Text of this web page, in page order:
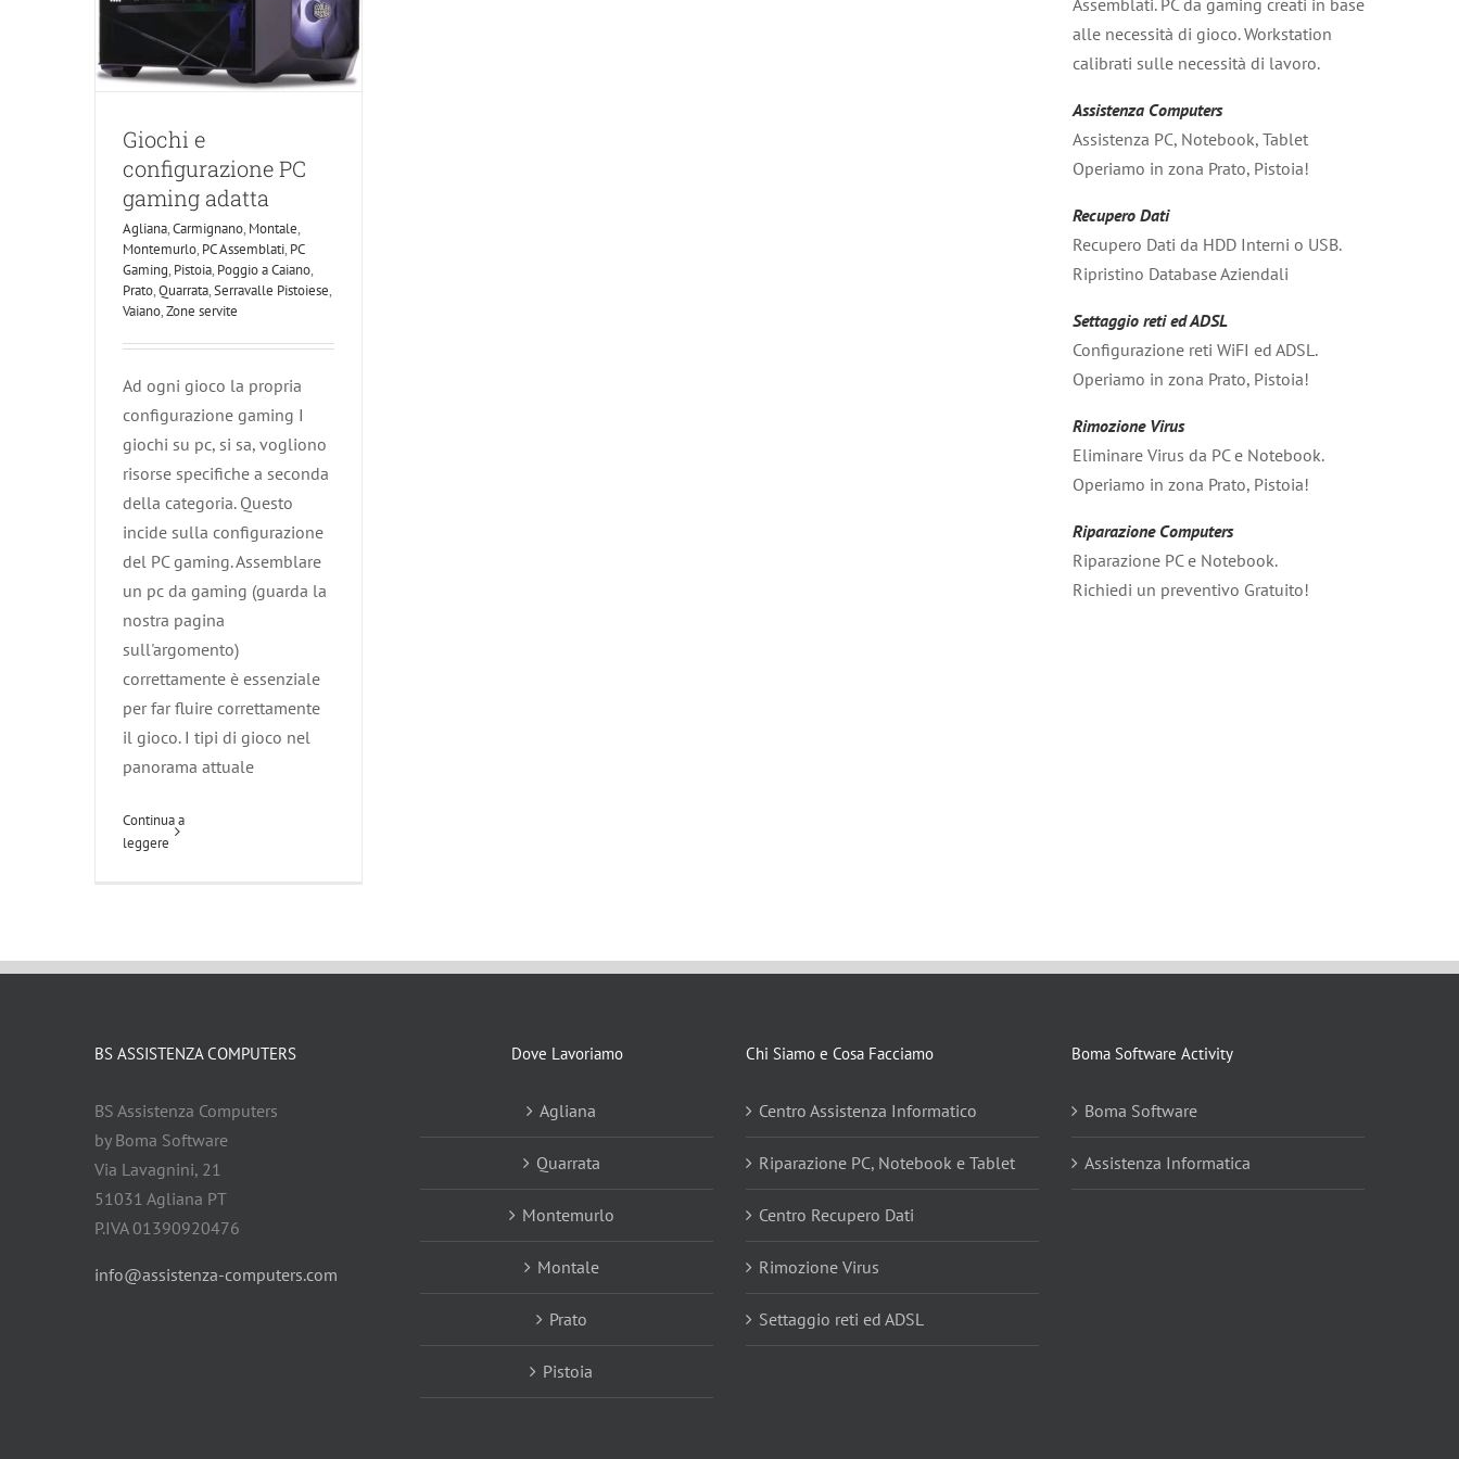
Giochi e
configurazione PC
gaming adatta
Agliana,Carmignano,Montale,
Montemurlo,PC Assemblati,PC
Gaming,Pistoia,Poggio a Caiano,
Prato,Quarrata,Serravalle Pistoiese,
Vaiano,Zone servite
Ad ogni gioco la propria
configurazione gaming I
giochi su pc, si sa, vogliono
risorse specifiche a seconda
della categoria. Questo
incide sulla configurazione
del PC gaming. Assemblare
un pc da gaming (guarda la
nostra pagina
sull'argomento)
correttamente è essenziale
per far fluire correttamente
il gioco. I tipi di gioco nel
panorama attuale
Continua a
leggere
Assemblati. PC da gaming creati in base
alle necessità di gioco. Workstation
calibrati sulle necessità di lavoro.
Assistenza Computers
Assistenza PC, Notebook, Tablet
Operiamo in zona Prato, Pistoia!
Recupero Dati
Recupero Dati da HDD Interni o USB.
Ripristino Database Aziendali
Settaggio reti ed ADSL
Configurazione reti WiFI ed ADSL.
Operiamo in zona Prato, Pistoia!
Rimozione Virus
Eliminare Virus da PC e Notebook.
Operiamo in zona Prato, Pistoia!
Riparazione Computers
Riparazione PC e Notebook.
Richiedi un preventivo Gratuito!
BS ASSISTENZA COMPUTERS
BS Assistenza Computers
by Boma Software
Via Lavagnini, 21
51031 Agliana PT
P.IVA 01390920476
info@assistenza-computers.com
Dove Lavoriamo
Agliana
Quarrata
Montemurlo
Montale
Prato
Pistoia
Chi Siamo e Cosa Facciamo
Centro Assistenza Informatico
Riparazione PC, Notebook e Tablet
Centro Recupero Dati
Rimozione Virus
Settaggio reti ed ADSL
Boma Software Activity
Boma Software
Assistenza Informatica